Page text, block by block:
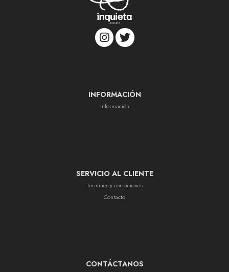
INFORMACIÓN
Información
SERVICIO AL CLIENTE
Terminos y condiciones
Contacto
CONTÁCTANOS